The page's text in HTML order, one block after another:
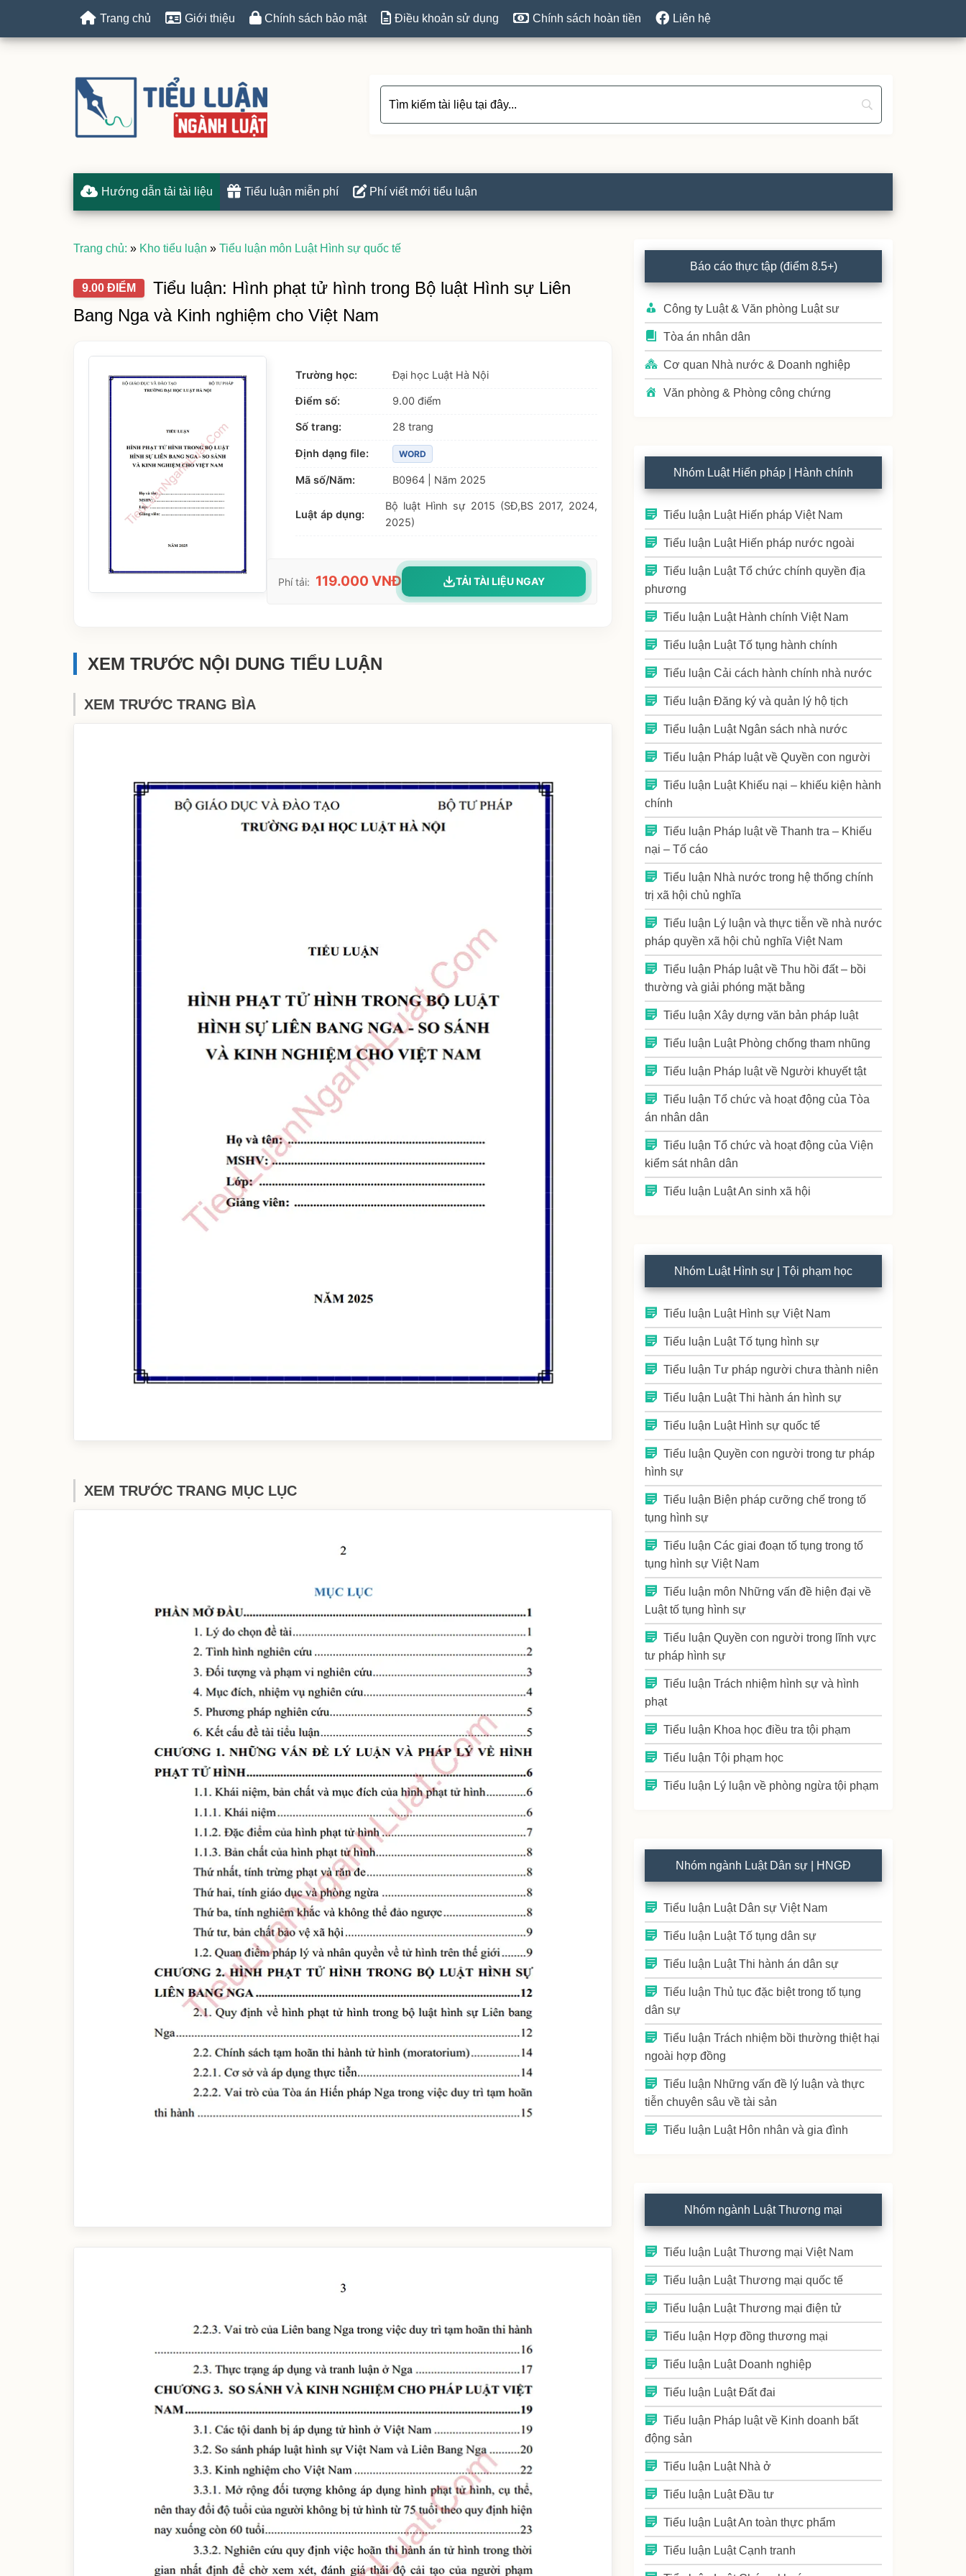
Trang chủ Giới thiệu Chính sách bảo mật Điều khoản sử dụng Chính sách hoàn tiền Liên hệ
Hướng dẫn tải tài liệu Tiểu luận miễn phí Phí viết mới tiểu luận
Trang chủ: » Kho tiểu luận » Tiểu luận môn Luật Hình sự quốc tế
9.00 ĐIỂM
Tiểu luận: Hình phạt tử hình trong Bộ luật Hình sự Liên
Bang Nga và Kinh nghiệm cho Việt Nam
Trường học:
Đại học Luật Hà Nội
Điểm số:
9.00 điểm
Số trang:
28 trang
Định dạng file: WORD
Mã số/Năm: B0964 | Năm 2025
Luật áp dụng:
Bộ luật Hình sự 2015 (SĐ,BS 2017, 2024,
2025)
Phí tải: 119.000 VNĐ TẢI TÀI LIỆU NGAY
XEM TRƯỚC NỘI DUNG TIỂU LUẬN
XEM TRƯỚC TRANG BÌA
XEM TRƯỚC TRANG MỤC LỤC
Primary
Sidebar
Báo cáo thực tập (điểm 8.5+)
Công ty Luật & Văn phòng Luật sư
Tòa án nhân dân
Cơ quan Nhà nước & Doanh nghiệp
Văn phòng & Phòng công chứng
Nhóm Luật Hiến pháp | Hành chính
Tiểu luận Luật Hiến pháp Việt Nam
Tiểu luận Luật Hiến pháp nước ngoài
Tiểu luận Luật Tổ chức chính quyền địa
phương
Tiểu luận Luật Hành chính Việt Nam
Tiểu luận Luật Tố tụng hành chính
Tiểu luận Cải cách hành chính nhà nước
Tiểu luận Đăng ký và quản lý hộ tịch
Tiểu luận Luật Ngân sách nhà nước
Tiểu luận Pháp luật về Quyền con người
Tiểu luận Luật Khiếu nại – khiếu kiện hành
chính
Tiểu luận Pháp luật về Thanh tra – Khiếu
nại – Tố cáo
Tiểu luận Nhà nước trong hệ thống chính
trị xã hội chủ nghĩa
Tiểu luận Lý luận và thực tiễn về nhà nước
pháp quyền xã hội chủ nghĩa Việt Nam
Tiểu luận Pháp luật về Thu hồi đất – bồi
thường và giải phóng mặt bằng
Tiểu luận Xây dựng văn bản pháp luật
Tiểu luận Luật Phòng chống tham nhũng
Tiểu luận Pháp luật về Người khuyết tật
Tiểu luận Tổ chức và hoạt động của Tòa
án nhân dân
Tiểu luận Tổ chức và hoạt động của Viện
kiểm sát nhân dân
Tiểu luận Luật An sinh xã hội
Nhóm Luật Hình sự | Tội phạm học
Tiểu luận Luật Hình sự Việt Nam
Tiểu luận Luật Tố tụng hình sự
Tiểu luận Tư pháp người chưa thành niên
Tiểu luận Luật Thi hành án hình sự
Tiểu luận Luật Hình sự quốc tế
Tiểu luận Quyền con người trong tư pháp
hình sự
Tiểu luận Biện pháp cưỡng chế trong tố
tụng hình sự
Tiểu luận Các giai đoạn tố tụng trong tố
tụng hình sự Việt Nam
Tiểu luận môn Những vấn đề hiện đại về
Luật tố tụng hình sự
Tiểu luận Quyền con người trong lĩnh vực
tư pháp hình sự
Tiểu luận Trách nhiệm hình sự và hình
phạt
Tiểu luận Khoa học điều tra tội phạm
Tiểu luận Tội phạm học
Tiểu luận Lý luận về phòng ngừa tội phạm
Nhóm ngành Luật Dân sự | HNGĐ
Tiểu luận Luật Dân sự Việt Nam
Tiểu luận Luật Tố tụng dân sự
Tiểu luận Luật Thi hành án dân sự
Tiểu luận Thủ tục đặc biệt trong tố tụng
dân sự
Tiểu luận Trách nhiệm bồi thường thiệt hại
ngoài hợp đồng
Tiểu luận Những vấn đề lý luận và thực
tiễn chuyên sâu về tài sản
Tiểu luận Luật Hôn nhân và gia đình
Nhóm ngành Luật Thương mại
Tiểu luận Luật Thương mại Việt Nam
Tiểu luận Luật Thương mại quốc tế
Tiểu luận Luật Thương mại điện tử
Tiểu luận Hợp đồng thương mại
Tiểu luận Luật Doanh nghiệp
Tiểu luận Luật Đất đai
Tiểu luận Pháp luật về Kinh doanh bất
động sản
Tiểu luận Luật Nhà ở
Tiểu luận Luật Đầu tư
Tiểu luận Luật An toàn thực phẩm
Tiểu luận Luật Cạnh tranh